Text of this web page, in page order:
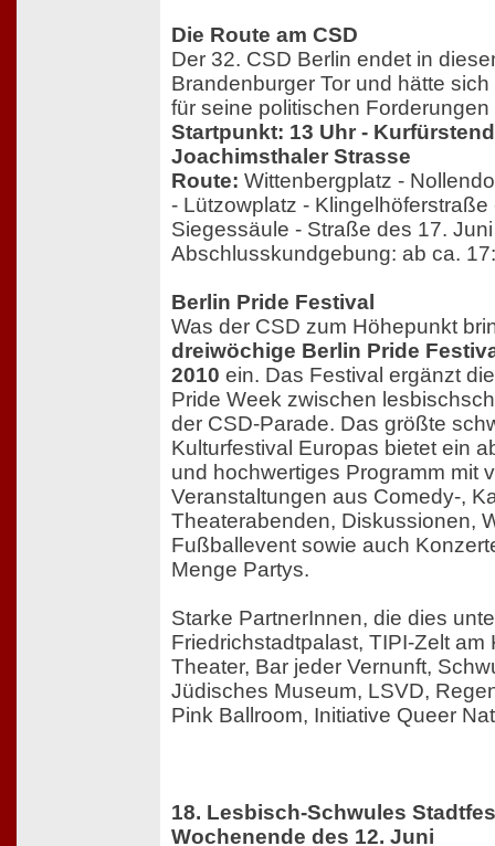
Die Route am CSD
Der 32. CSD Berlin endet in
Brandenburger Tor und hätte
für seine politischen
Startpunkt: 13 Uhr -
Joachimsthaler Strasse
Route: Wittenbergplatz -
- Lützowplatz - Klingelhöferstraße
Siegessäule - Straße des 17.
Abschlusskundgebung: ab ca.
Berlin Pride Festival
Was der CSD zum Höhepunkt
dreiwöchige Berlin Pride
2010 ein. Das Festival ergänzt
Pride Week zwischen
der CSD-Parade. Das größte
Kulturfestival Europas bietet ein
und hochwertiges Programm mit
Veranstaltungen aus Comedy-,
Theaterabenden, Diskussionen,
Fußballevent sowie auch
Menge Partys.
Starke PartnerInnen, die dies
Friedrichstadtpalast, TIPI-Zelt am
Theater, Bar jeder Vernunft,
Jüdisches Museum, LSVD,
Pink Ballroom, Initiative Queer
18. Lesbisch-Schwules
Wochenende des 12. Juni